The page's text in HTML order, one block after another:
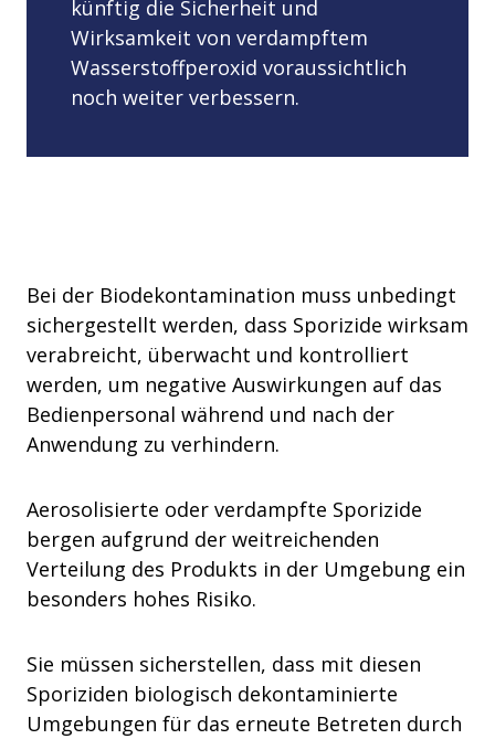
künftig die Sicherheit und
Wirksamkeit von verdampftem
Wasserstoffperoxid voraussichtlich
noch weiter verbessern.
Bei der Biodekontamination muss unbedingt
sichergestellt werden, dass Sporizide wirksam
verabreicht, überwacht und kontrolliert
werden, um negative Auswirkungen auf das
Bedienpersonal während und nach der
Anwendung zu verhindern.
Aerosolisierte oder verdampfte Sporizide
bergen aufgrund der weitreichenden
Verteilung des Produkts in der Umgebung ein
besonders hohes Risiko.
Sie müssen sicherstellen, dass mit diesen
Sporiziden biologisch dekontaminierte
Umgebungen für das erneute Betreten durch